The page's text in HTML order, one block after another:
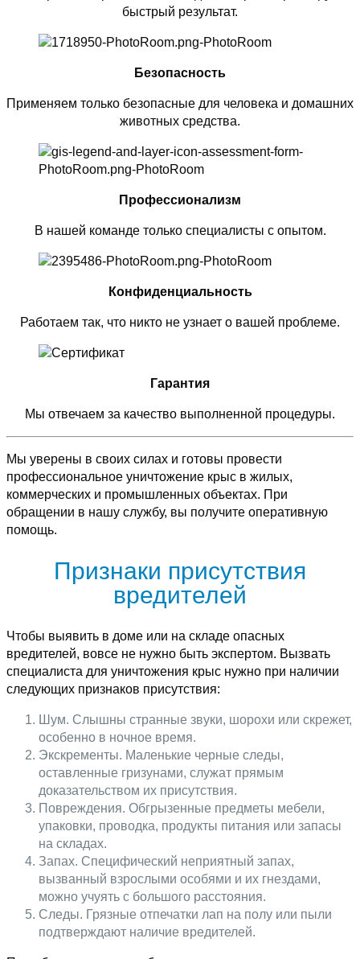
быстрый результат.
Безопасность
Применяем только безопасные для человека и домашних
животных средства.
Профессионализм
В нашей команде только специалисты с опытом.
Конфиденциальность
Работаем так, что никто не узнает о вашей проблеме.
Гарантия
Мы отвечаем за качество выполненной процедуры.
Мы уверены в своих силах и готовы провести
профессиональное уничтожение крыс в жилых,
коммерческих и промышленных объектах. При
обращении в нашу службу, вы получите оперативную
помощь.
Признаки присутствия
вредителей
Чтобы выявить в доме или на складе опасных
вредителей, вовсе не нужно быть экспертом. Вызвать
специалиста для уничтожения крыс нужно при наличии
следующих признаков присутствия:
Шум. Слышны странные звуки, шорохи или скрежет,
особенно в ночное время.
Экскременты. Маленькие черные следы,
оставленные гризунами, служат прямым
доказательством их присутствия.
Повреждения. Обгрызенные предметы мебели,
упаковки, проводка, продукты питания или запасы
на складах.
Запах. Специфический неприятный запах,
вызванный взрослыми особями и их гнездами,
можно учуять с большого расстояния.
Следы. Грязные отпечатки лап на полу или пыли
подтверждают наличие вредителей.